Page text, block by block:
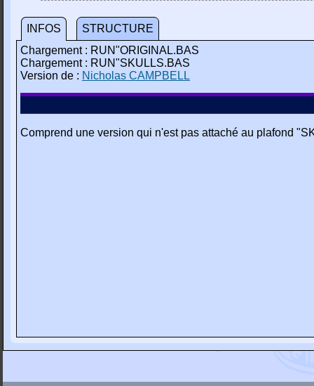
INFOS
STRUCTURE
Chargement : RUN"ORIGINAL.BAS
Chargement : RUN"SKULLS.BAS
Version de : Nicholas CAMPBELL
Comprend une version qui n'est pas attaché au plafond